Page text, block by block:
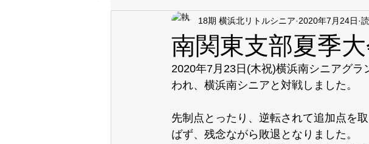
賀詞交歓会 横浜北リトルシニア23期
南関東支部夏季
18期 横浜北リトルシニア 2020年7月24日
2020年7月23日(木祝)横浜南シニアグ
われ、横浜南シニアと対戦しました。
先制点とったり、逆転されて追加点を
ばず、残念ながら敗退となりました。